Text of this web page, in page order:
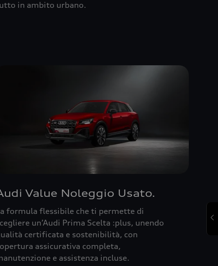
in ambito urbano.
Value Noleggio Usato.
formula flessibile che ti permette di
un’Audi Prima Scelta :plus, unendo
certificata e sostenibilità, con
assicurativa completa,
e assistenza incluse.